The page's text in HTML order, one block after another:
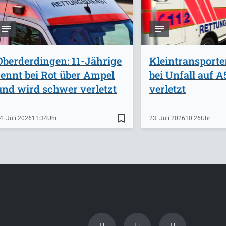
11-Jährige
bei Rot über Ampel
wird schwer verletzt
Juli 202611:34 bookmark_border
bei Unfall auf
verletzt
23. Juli 202610:26